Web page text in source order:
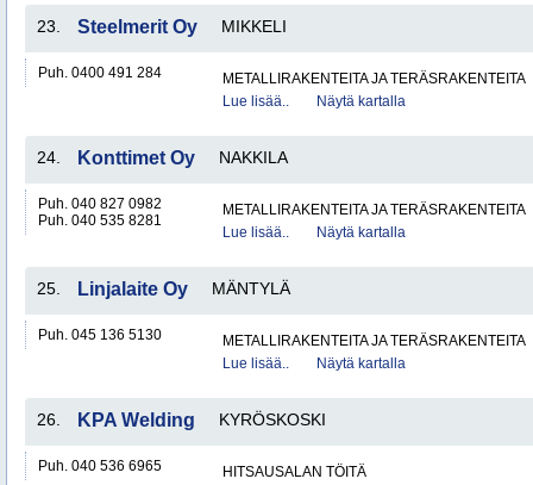
23. Steelmerit Oy MIKKELI
Puh. 0400 491 284
METALLIRAKENTEITA JA TERÄSRAKENTEITA
Lue lisää..
Näytä kartalla
24. Konttimet Oy NAKKILA
Puh. 040 827 0982
Puh. 040 535 8281
METALLIRAKENTEITA JA TERÄSRAKENTEITA
Lue lisää..
Näytä kartalla
25. Linjalaite Oy MÄNTYLÄ
Puh. 045 136 5130
METALLIRAKENTEITA JA TERÄSRAKENTEITA
Lue lisää..
Näytä kartalla
26. KPA Welding KYRÖSKOSKI
Puh. 040 536 6965
HITSAUSALAN TÖITÄ